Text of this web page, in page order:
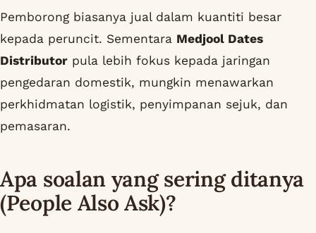
Pemborong biasanya jual dalam kuantiti besar
kepada peruncit. Sementara Medjool Dates
Distributor pula lebih fokus kepada jaringan
pengedaran domestik, mungkin menawarkan
perkhidmatan logistik, penyimpanan sejuk, dan
pemasaran.
Apa soalan yang sering ditanya
(People Also Ask)?